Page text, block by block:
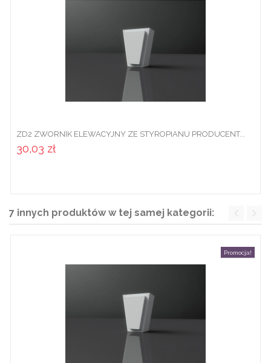
ZD2 ZWORNIK ELEWACYJNY ZE STYROPIANU PRODUCENT...
30,03 zł
7 innych produktów w tej samej kategorii:
Promocja!